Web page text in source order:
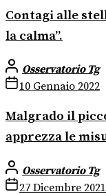
Contagi alle
la calma”.
Osservatorio Tg
10 Gennaio 2022
Malgrado il
apprezza le
Osservatorio Tg
27 Dicembre 2021